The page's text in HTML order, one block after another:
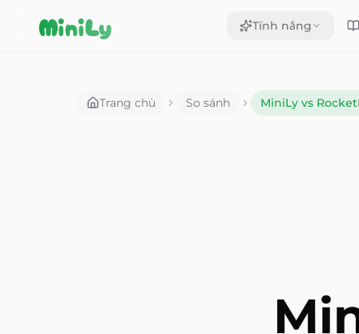
MiniLy Tính năng
Trang chủ So sánh MiniLy vs